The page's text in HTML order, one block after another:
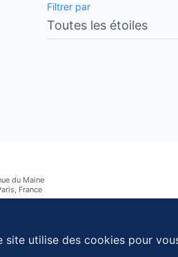
site utilise des cookies pour
Filtrer par
du Maine
France